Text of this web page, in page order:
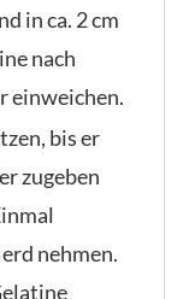
in ca. 2 cm
nach
einweichen.
bis er
zugeben
nehmen.